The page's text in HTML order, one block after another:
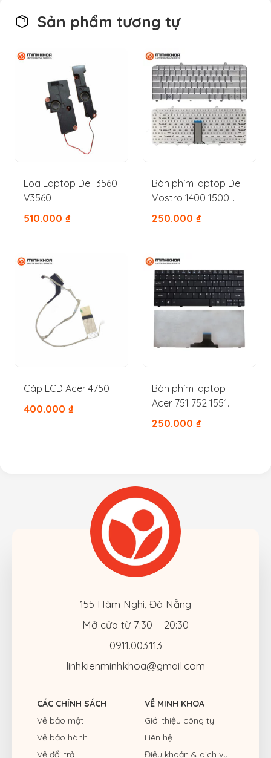
Sản phẩm tương tự
Loa Laptop Dell 3560
V3560
510.000 ₫
Bàn phím laptop Dell
Vostro 1400 1500
1420 1525 1000 1330
250.000 ₫
Cáp LCD Acer 4750
400.000 ₫
Bàn phím laptop
Acer 751 752 1551
1410 1430z 1830 721
250.000 ₫
CÁC CHÍNH SÁCH
Về bảo mật
Về bảo hành
Về đổi trả
155 Hàm Nghi, Đà Nẵng
Mở cửa từ 7:30 – 20:30
0911.003.113
linhkienminhkhoa@gmail.com
VỀ MINH KHOA
Giới thiệu công ty
Liên hệ
Điều khoản & dịch vụ